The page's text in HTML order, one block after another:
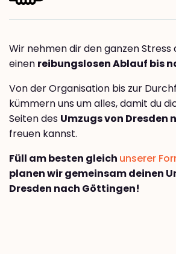
Wir nehmen dir den ganzen Stress
einen reibungslosen Ablauf bis
Von der Organisation bis zur
kümmern uns um alles, damit du
Seiten des Umzugs von Dresden
freuen kannst.
Füll am besten gleich unserer
planen wir gemeinsam deinen
Dresden nach Göttingen!